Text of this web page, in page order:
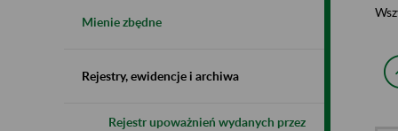
Mienie zbędne
Rejestry, ewidencje i archiwa
Rejestr upoważnień wydanych przez